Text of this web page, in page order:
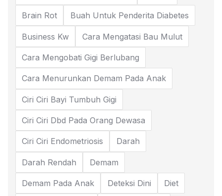
Brain Rot Buah Untuk Penderita Diabetes
Business Kw Cara Mengatasi Bau Mulut
Cara Mengobati Gigi Berlubang
Cara Menurunkan Demam Pada Anak
Ciri Ciri Bayi Tumbuh Gigi
Ciri Ciri Dbd Pada Orang Dewasa
Ciri Ciri Endometriosis Darah
Darah Rendah Demam
Demam Pada Anak Deteksi Dini Diet